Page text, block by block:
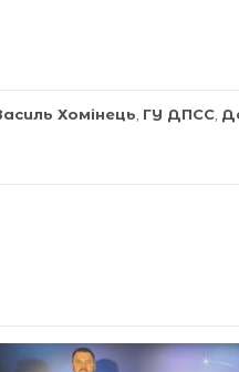
Хомінець, ГУ ДПСС,